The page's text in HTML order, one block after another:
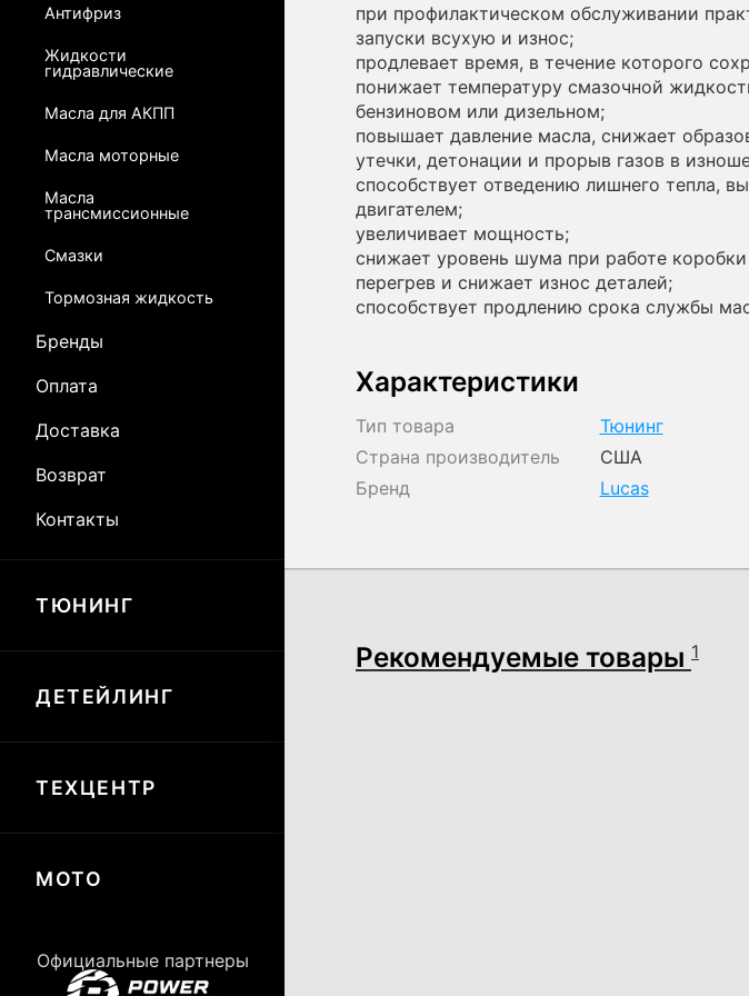
при профилактическом обслуживании
запуски всухую и износ;
продлевает время, в течение которого
понижает температуру смазочной
бензиновом или дизельном;
повышает давление масла, снижает
утечки, детонации и прорыв газов в
способствует отведению лишнего тепла,
двигателем;
увеличивает мощность;
снижает уровень шума при работе коробки
перегрев и снижает износ деталей;
способствует продлению срока службы
Характеристики
Тип товара
Тюнинг
Страна производитель
США
Бренд
Lucas
Рекомендуемые товары 1
Антифриз
Жидкости
гидравлические
Масла для АКПП
Масла моторные
Масла
трансмиссионные
Смазки
Тормозная жидкость
Бренды
Оплата
Доставка
Возврат
Контакты
ТЮНИНГ
ДЕТЕЙЛИНГ
ТЕХЦЕНТР
МОТО
Официальные партнеры